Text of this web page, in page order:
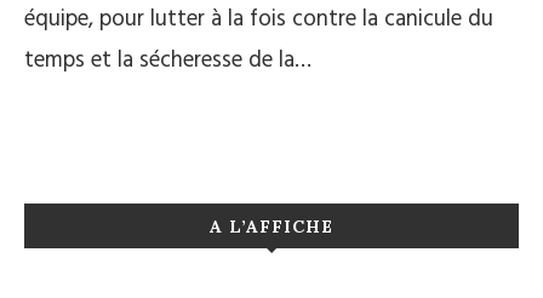
équipe, pour lutter à la fois contre la canicule du
temps et la sécheresse de la…
A L’AFFICHE